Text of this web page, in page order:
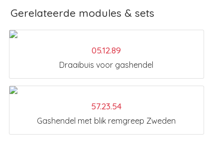
Gerelateerde modules & sets
05.12.89
Draaibuis voor gashendel
57.23.54
Gashendel met blik remgreep Zweden